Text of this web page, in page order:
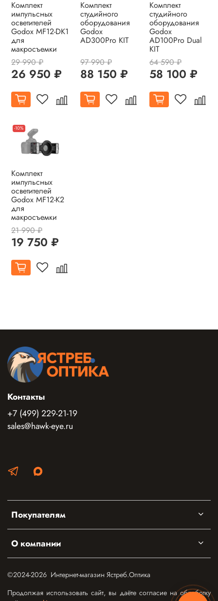
Комплект
импульсных
осветителей
Godox MF12-DK1
для
макросъемки
29 990 ₽
26 950 ₽
Комплект
студийного
оборудования
Godox
AD300Pro KIT
97 990 ₽
88 150 ₽
Комплект
студийного
оборудования
Godox
AD100Pro Dual
KIT
64 590 ₽
58 100 ₽
-10%
Комплект
импульсных
осветителей
Godox MF12-K2
для
макросъемки
21 990 ₽
19 750 ₽
Покупателям
О компании
Контакты
+7 (499) 229-21-19
sales@hawk-eye.ru
©2024-2026 Интернет-магазин Ястреб.Оптика
Продолжая использовать сайт, вы даёте согласие на обработку